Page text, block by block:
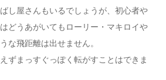
し屋さんもいるでしょうが、初心者や
どうあがいてもローリー・マキロイや
な飛距離は出せません。
ずまっすぐっぽく転がすことはできま